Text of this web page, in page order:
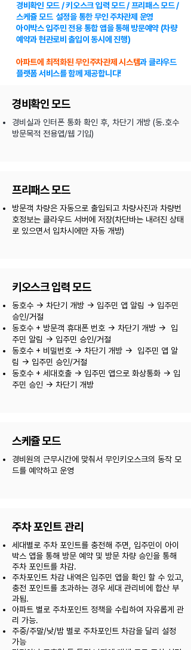
경비확인 모드 / 키오스크 입력 모드 / 프리패스 모드 /
스케쥴 모드 설정을 통한 무인 주차관제 운영
​아이박스 입주민 전용 통합 앱을 통해 방문예약 (차량
예약과 현관로비 출입이 동시에 진행)
아파트에 최적화된 무인주차관제 시스템과 클라우드
플랫폼 서비스를 함께 제공합니다!
경비확인 모드
경비실과 인터폰 통화 확인 후, 차단기 개방 (동.호수
방문목적 전용앱/웹 기입)
프리패스 모드
방문객 차량은 자동으로 출입되고 차량사진과 차량번
호정보는 클라우드 서버에 저장(차단바는 내려진 상태
로 있으면서 입차시에만 자동 개방)​
키오스크 입력 모드
동호수 -> 차단기 개방 -> 입주민 앱 알림 -> 입주민
승인/거절
동호수 + 방문객 휴대폰 번호 -> 차단기 개방 -> 입
주민 알림 -> 입주민 승인/거절
동호수 + 비밀번호 -> 차단기 개방 -> 입주민 앱 알
림 -> 입주민 승인/거절
동호수 + 세대호출 -> 입주민 앱으로 화상통화 -> 입
주민 승인 -> 차단기 개방
스케쥴 모드
경비원의 근무시간에 맞춰서 무인키오스크의 동작 모
드를 예약하고 운영
​주차 포인트 관리
세대별로 주차 포인트를 충전해 주면, 입주민이 아이
박스 앱을 통해 방문 예약 및 방문 차량 승인을 통해
주차 포인트를 차감.
주차포인트 차감 내역은 입주민 앱을 확인 할 수 있고,
충전 포인트를 초과하는 경우 세대 관리비에 합산 부
과됨.
아파트 별로 주차포인트 정책을 수립하여 자유롭게 관
리 가능.
주중/주말/낮/밤 별로 주차포인트 차감을 달리 설정
가능